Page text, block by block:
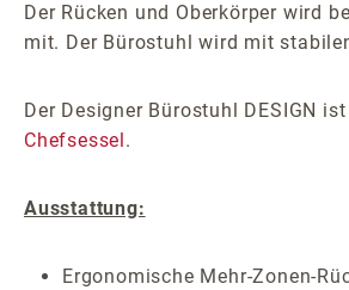
Der Rücken und Oberkörper wird
mit. Der Bürostuhl wird mit
Der Designer Bürostuhl DESIGN
Chefsessel.
Ausstattung:
Ergonomische Mehr-Zonen-